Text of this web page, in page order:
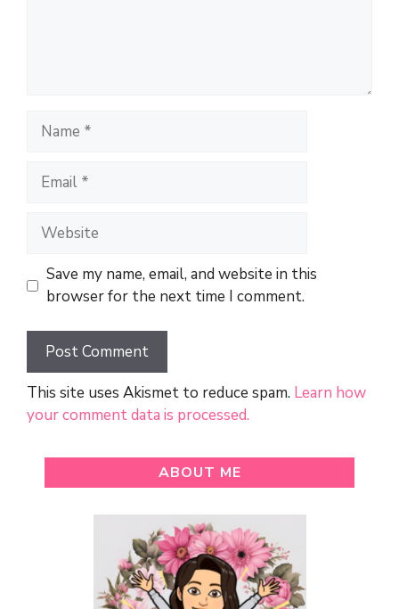
Name
Email
Website
Save my name, email, and website in this
browser for the next time I comment.
This site uses Akismet to reduce spam. Learn how
your comment data is processed.
ABOUT ME